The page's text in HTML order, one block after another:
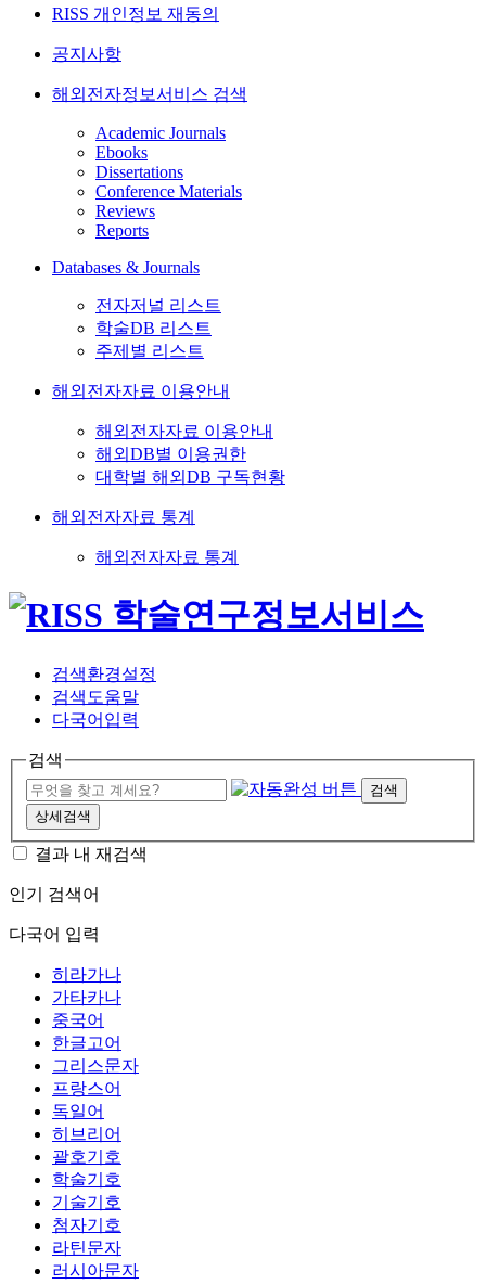
RISS 개인정보 재동의
공지사항
해외전자정보서비스 검색
Academic Journals
Ebooks
Dissertations
Conference Materials
Reviews
Reports
Databases & Journals
전자저널 리스트
학술DB 리스트
주제별 리스트
해외전자자료 이용안내
해외전자자료 이용안내
해외DB별 이용권한
대학별 해외DB 구독현황
해외전자자료 통계
해외전자자료 통계
검색환경설정
검색도움말
다국어입력
검색
검색
상세검색
결과 내 재검색
인기 검색어
다국어 입력
히라가나
가타카나
중국어
한글고어
그리스문자
프랑스어
독일어
히브리어
괄호기호
학술기호
기술기호
첨자기호
라틴문자
러시아문자